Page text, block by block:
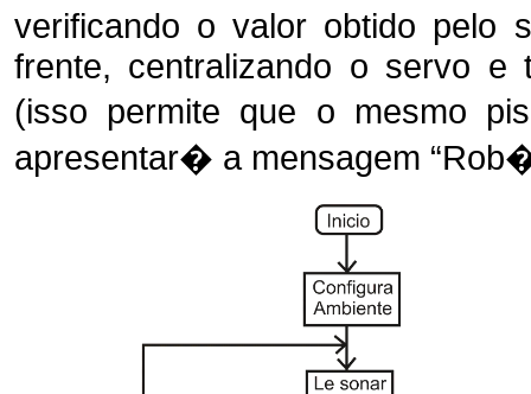
verificando o valor obtido
frente, centralizando o servo e
(isso permite que o mesmo
apresentar� a mensagem